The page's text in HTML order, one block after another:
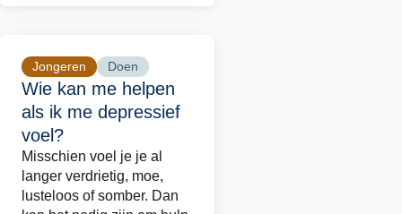
voel?
Wie kan me helpen
als ik me depressief
voel?
Jongeren Doen
Misschien voel je je al
langer verdrietig, moe,
lusteloos of somber. Dan
Lees
meer
over
Wie
kan
me